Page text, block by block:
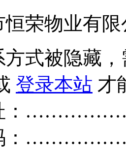
恒荣物业
方式被隐藏
登录本站 才
：
码：